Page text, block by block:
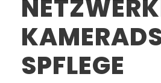
SPFLEGE